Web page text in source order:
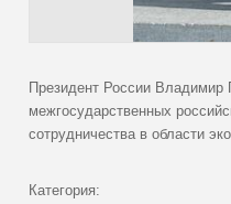
Президент России
межгосударственных
сотрудничества в области
Категория: